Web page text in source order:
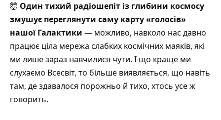
🤯 Один тихий радіошепіт із глибини космосу
змушує переглянути саму карту «голосів»
нашої Галактики — можливо, навколо нас давно
працює ціла мережа слабких космічних маяків, які
ми лише зараз навчилися чути. І що краще ми
слухаємо Всесвіт, то більше виявляється, що навіть
там, де здавалося порожньо й тихо, хтось усе ж
говорить.